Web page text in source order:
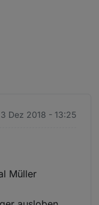
Dez 2018 - 13:25
Müller